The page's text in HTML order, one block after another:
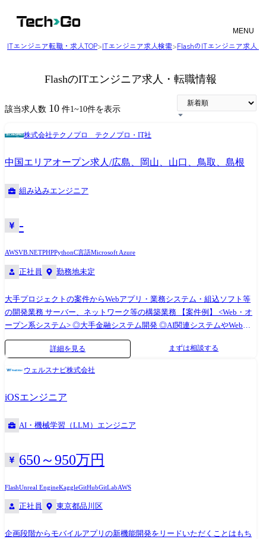
MENU
ITエンジニア転職・求人TOP>ITエンジニア求人検索>FlashのITエンジニア求人
FlashのITエンジニア求人・転職情報
該当求人数 10 件1~10件を表示
株式会社テクノプロ テクノプロ・IT社
中国エリアオープン求人/広島、岡山、山口、鳥取、島根
組み込みエンジニア
-
AWSVB.NETPHPPythonC言語Microsoft Azure
正社員 勤務地未定
大手プロジェクトの案件からWebアプリ・業務システム・組込ソフト等
の開発業務 サーバー、ネットワーク等の構築業務 【案件例】 <Web・オ
ープン系システム> ◎大手金融システム開発 ◎AI関連システムやWebア
プリの開発 ◎Androidアプリ、スマートフォン分野での各種開発 ◎ECサ
イト、ポータルサイトの開発 <業務系システム> ◎顧客管理システム開発
手メーカー基幹システムクラウド構築(AWS,Azure,Google) ◎インフラ仮
想基盤構築(Citrix,Vmware) ◎基幹ネットワークの更改(設計、構築、導入
支援) (変更の範囲)会社の定める業務
詳細を見る まずは相談する
ウェルスナビ株式会社
iOSエンジニア
AI・機械学習（LLM）エンジニア
650～950万円
FlashUnreal EngineKaggleGitHubGitLabAWS
正社員 東京都品川区
企画段階からモバイルアプリの新機能開発をリードいただくことはもち